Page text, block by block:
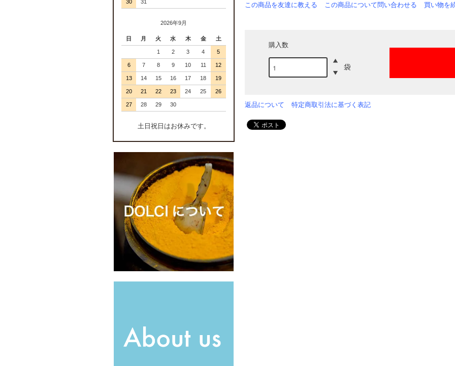
この商品を友達に教える この商品について問い合わせる 買い物を
購入数
袋
返品について 特定商取引法に基づく表記
30 31
2026年9月
日 月 火 水 木 金 土
1 2 3 4 5
6 7 8 9 10 11 12
13 14 15 16 17 18 19
20 21 22 23 24 25 26
27 28 29 30
土日祝日はお休みです。